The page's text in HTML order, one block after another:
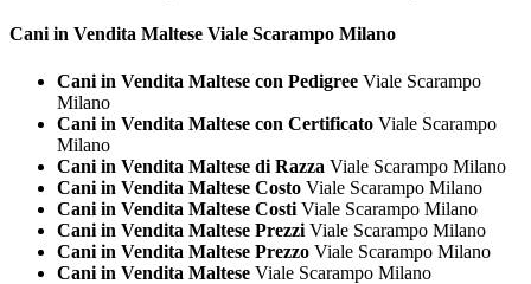
Cani in Vendita Maltese Viale Scarampo Milano
Cani in Vendita Maltese con Pedigree Viale Scarampo
Milano
Cani in Vendita Maltese con Certificato Viale Scarampo
Milano
Cani in Vendita Maltese di Razza Viale Scarampo Milano
Cani in Vendita Maltese Costo Viale Scarampo Milano
Cani in Vendita Maltese Costi Viale Scarampo Milano
Cani in Vendita Maltese Prezzi Viale Scarampo Milano
Cani in Vendita Maltese Prezzo Viale Scarampo Milano
Cani in Vendita Maltese Viale Scarampo Milano